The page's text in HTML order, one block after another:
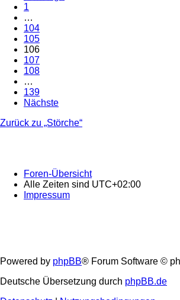
1
…
104
105
106
107
108
…
139
Nächste
Zurück zu „Störche“
Foren-Übersicht
Alle Zeiten sind UTC+02:00
Impressum
Powered by phpBB® Forum Software ©
Deutsche Übersetzung durch phpBB.de